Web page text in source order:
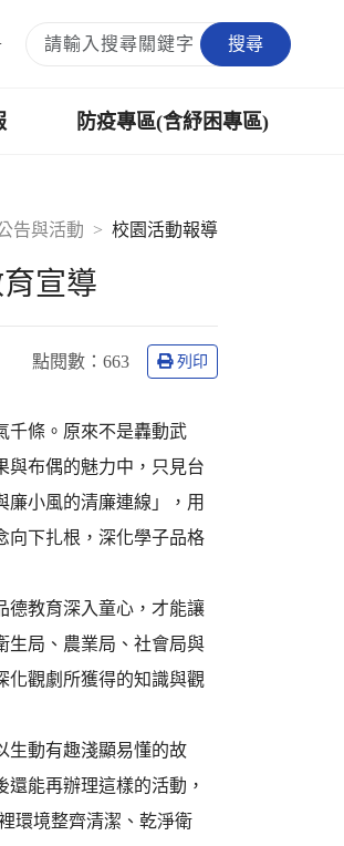
搜尋
防疫專區(含紓困專區)
告與活動 校園活動報導
宣導
點閱數： 663 列印
千條。原來不是轟動武
與布偶的魅力中，只見台
小風的清廉連線」，用
向下扎根，深化學子品格
德教育深入童心，才能讓
生局、農業局、社會局與
化觀劇所獲得的知識與觀
生動有趣淺顯易懂的故
能再辦理這樣的活動，
環境整齊清潔、乾淨衛